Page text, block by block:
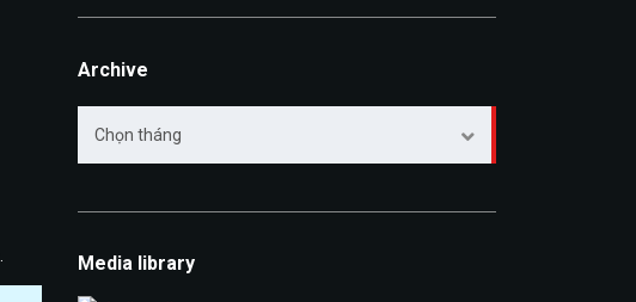
Archive
Chọn tháng
Media library